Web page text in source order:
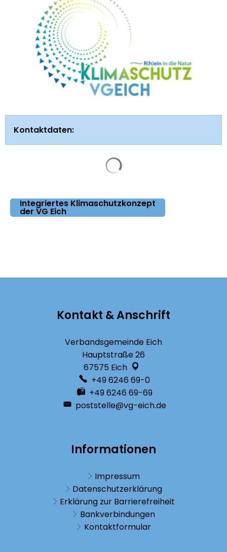
Kontaktdaten:
Integriertes Klimaschutzkonzept
der VG Eich
Kontakt & Anschrift
Verbandsgemeinde Eich
Hauptstraße 26
67575 Eich
+49 6246 69-0
+49 6246 69-69
poststelle@vg-eich.de
Informationen
Impressum
Datenschutzerklärung
Erklärung zur Barrierefreiheit
Bankverbindungen
Kontaktformular